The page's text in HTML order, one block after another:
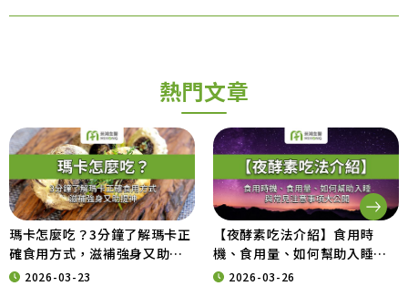
熱門文章
瑪卡怎麼吃？3分鐘了解瑪卡正
確食用方式，滋補強身又助提
神 2026-03-23
【夜酵素吃法介紹】食用時
機、食用量、如何幫助入睡與
常見注意事項大公開
2026-03-26